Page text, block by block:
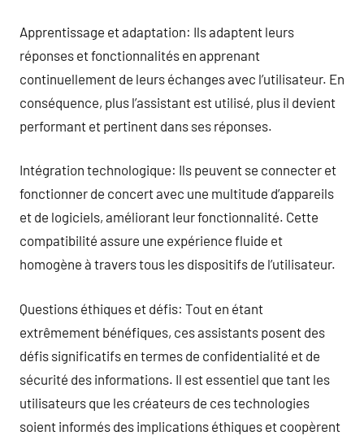
Apprentissage et adaptation: Ils adaptent leurs
réponses et fonctionnalités en apprenant
continuellement de leurs échanges avec l’utilisateur. En
conséquence, plus l’assistant est utilisé, plus il devient
performant et pertinent dans ses réponses.
Intégration technologique: Ils peuvent se connecter et
fonctionner de concert avec une multitude d’appareils
et de logiciels, améliorant leur fonctionnalité. Cette
compatibilité assure une expérience fluide et
homogène à travers tous les dispositifs de l’utilisateur.
Questions éthiques et défis: Tout en étant
extrêmement bénéfiques, ces assistants posent des
défis significatifs en termes de confidentialité et de
sécurité des informations. Il est essentiel que tant les
utilisateurs que les créateurs de ces technologies
soient informés des implications éthiques et coopèrent